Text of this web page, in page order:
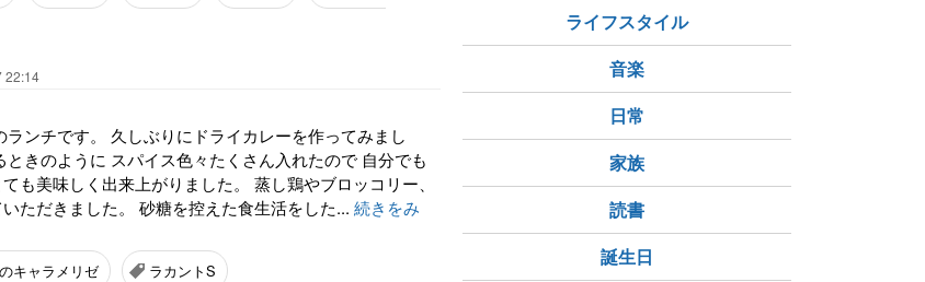
22:14
ンチです。 久しぶりにドライカレーを作ってみまし
きのように スパイス色々たくさん入れたので 自分でも
も美味しく出来上がりました。 蒸し鶏やブロッコリー、
ただきました。 砂糖を控えた食生活をした... 続きをみ
キャラメリゼ ラカントS
ライフスタイル
音楽
日常
家族
読書
誕生日